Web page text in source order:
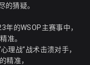
的猜疑。
的WSOP主赛事中，
准。
理战”战术击溃对手，
精准，